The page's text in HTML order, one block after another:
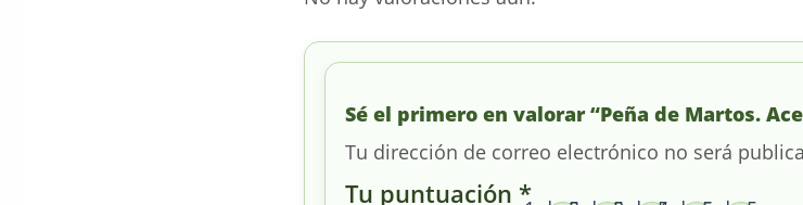
Sé el primero en valorar “Peña de Martos.
Tu dirección de correo electrónico no será
Tu puntuación *